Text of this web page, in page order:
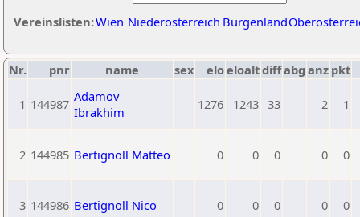
Vereinslisten:Wien Niederösterreich Burgenland
Nr. pnr name sex eloeloaltdiffabg anz pkt
1 144987 Adamov
Ibrakhim
1276 1243 33 2 1
2 144985 Bertignoll Matteo 0 0 0 0 0
3 144986 Bertignoll Nico 0 0 0 0 0